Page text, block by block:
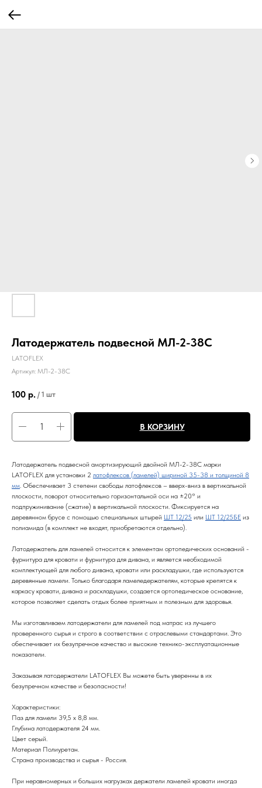
Латодержатель подвесной МЛ-2-38С
LATOFLEX
Артикул: МЛ-2-38С
100 р. / 1 шт
В КОРЗИНУ
Латодержатель подвесной амортизирующий двойной МЛ-2-38С марки
LATOFLEX для установки 2 латофлексов (ламелей) шириной 35-38 и толщиной 8
мм. Обеспечивает 3 степени свободы латофлексов – вверх-вниз в вертикальной
плоскости, поворот относительно горизонтальной оси на ±20° и
подпружинивание (сжатие) в вертикальной плоскости. Фиксируется на
деревянном брусе с помощью специальных штырей ШТ 12/25 или ШТ 12/25БЕ из
полиамида (в комплект не входят, приобретаются отдельно).
Латодержатель для ламелей относится к элементам ортопедических оснований -
фурнитура для кровати и фурнитура для дивана, и является необходимой
комплектующей для любого дивана, кровати или раскладушки, где используются
деревянные ламели. Только благодаря ламеледержателям, которые крепятся к
каркасу кровати, дивана и раскладушки, создается ортопедическое основание,
которое позволяет сделать отдых более приятным и полезным для здоровья.
Мы изготавливаем латодержатели для ламелей под матрас из лучшего
проверенного сырья и строго в соответствии с отраслевыми стандартами. Это
обеспечивает их безупречное качество и высокие технико-эксплуатационные
показатели.
Заказывая латодержатели LATOFLEX Вы можете быть уверенны в их
безупречном качестве и безопасности!
Характеристики:
Паз для ламели 39,5 х 8,8 мм.
Глубина латодержателя 24 мм.
Цвет серый.
Материал Полиуретан.
Страна производства и сырья - Россия.
При неравномерных и больших нагрузках держатели ламелей кровати иногда